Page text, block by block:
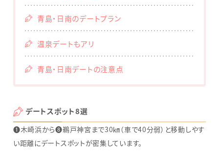
青島・日南のデートプラン
温泉デートもアリ
青島・日南デートの注意点
デートスポット8選
❶木崎浜から❽鵜戸神宮まで30㎞（車で40分弱）と移動しやす
い距離にデートスポットが密集しています。